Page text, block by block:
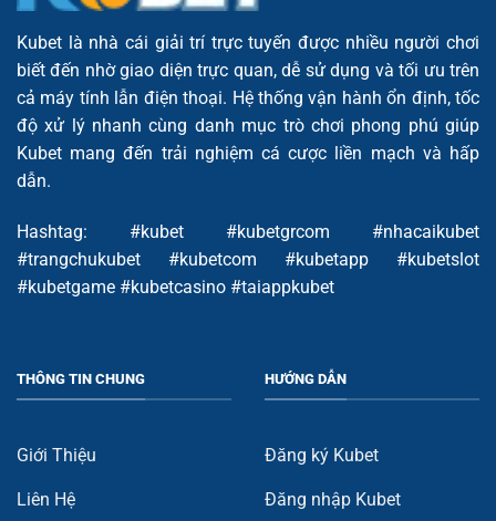
Kubet là nhà cái giải trí trực tuyến được nhiều người chơi
biết đến nhờ giao diện trực quan, dễ sử dụng và tối ưu trên
cả máy tính lẫn điện thoại. Hệ thống vận hành ổn định, tốc
độ xử lý nhanh cùng danh mục trò chơi phong phú giúp
Kubet mang đến trải nghiệm cá cược liền mạch và hấp
dẫn.
Hashtag: #kubet #kubetgrcom #nhacaikubet
#trangchukubet #kubetcom #kubetapp #kubetslot
#kubetgame #kubetcasino #taiappkubet
THÔNG TIN CHUNG
Giới Thiệu
Liên Hệ
HƯỚNG DẪN
Đăng ký Kubet
Đăng nhập Kubet